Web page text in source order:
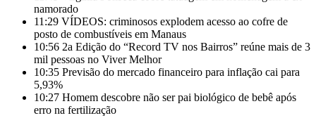
namorado
11:29 VÍDEOS: criminosos explodem acesso ao cofre de
posto de combustíveis em Manaus
10:56 2a Edição do “Record TV nos Bairros” reúne mais de 3
mil pessoas no Viver Melhor
10:35 Previsão do mercado financeiro para inflação cai para
5,93%
10:27 Homem descobre não ser pai biológico de bebê após
erro na fertilização